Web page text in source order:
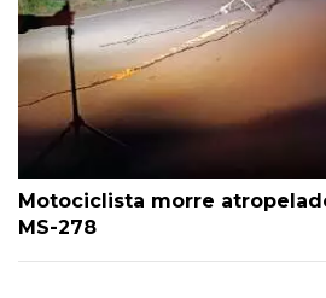
Motociclista morre
MS-278